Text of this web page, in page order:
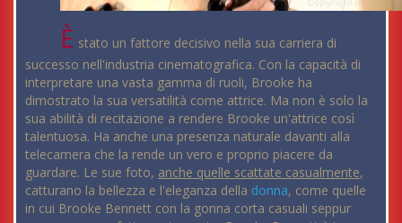
È stato un fattore decisivo nella sua carriera di
successo nell'industria cinematografica. Con la capacità di
interpretare una vasta gamma di ruoli, Brooke ha
dimostrato la sua versatilità come attrice. Ma non è solo la
sua abilità di recitazione a rendere Brooke un'attrice così
talentuosa. Ha anche una presenza naturale davanti alla
telecamera che la rende un vero e proprio piacere da
guardare. Le sue foto, anche quelle scattate casualmente,
catturano la bellezza e l'eleganza della donna, come quelle
in cui Brooke Bennett con la gonna corta casuali seppur